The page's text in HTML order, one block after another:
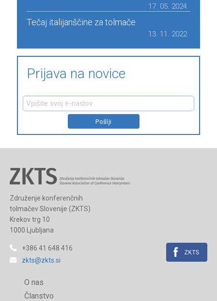
17. 05. 2024
Tečaj italijanščine za tolmače
13. 11. 2022
Prijava na novice
Združenje konferenčnih
tolmačev Slovenije (ZKTS)
Krekov trg 10
1000 Ljubljana
+386 41 648 416
zkts@zkts.si
O nas
Članstvo